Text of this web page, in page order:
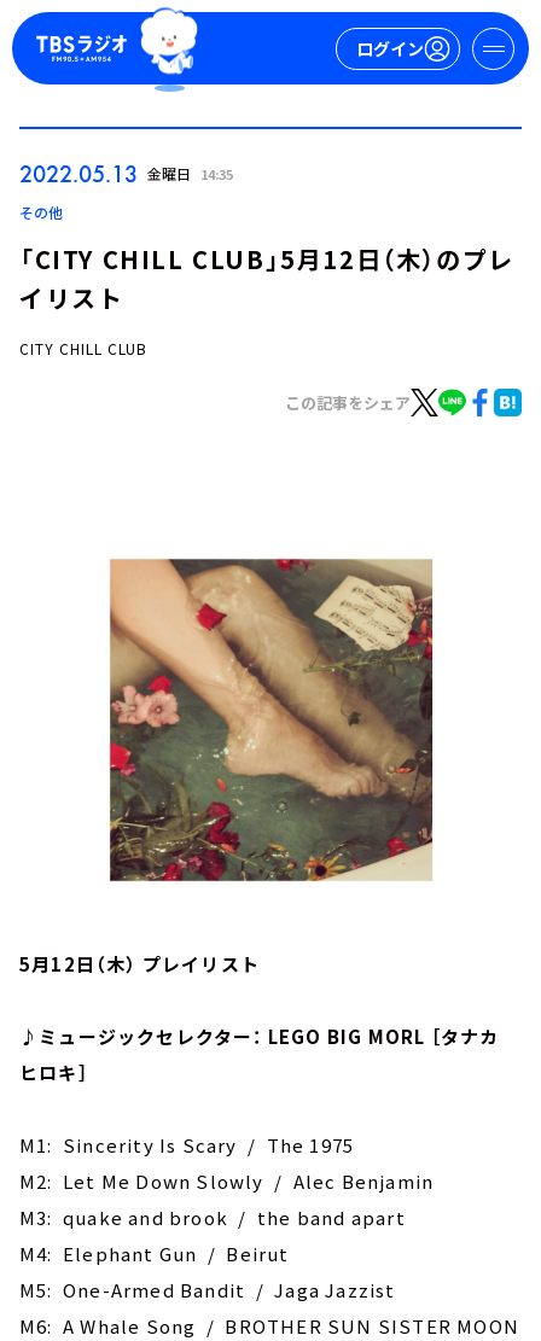
ログイン
お知らせ
イベント・グッズ
YouTube
会社情報
2022.05.13 金曜日 14:35
その他
「CITY CHILL CLUB」5月12日（木）のプレ
イリスト
CITY CHILL CLUB
この記事をシェア
5月12日（木） プレイリスト
♪ミュージックセレクター： LEGO BIG MORL ［タナカ
ヒロキ］
M1: Sincerity Is Scary / The 1975
M2: Let Me Down Slowly / Alec Benjamin
M3: quake and brook / the band apart
M4: Elephant Gun / Beirut
M5: One-Armed Bandit / Jaga Jazzist
M6: A Whale Song / BROTHER SUN SISTER MOON